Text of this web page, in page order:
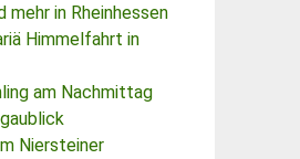
mehr in Rheinhessen
Himmelfahrt in
am Nachmittag
Niersteiner